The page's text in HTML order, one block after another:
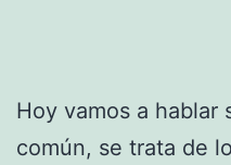
Hoy vamos a hablar
común, se trata de